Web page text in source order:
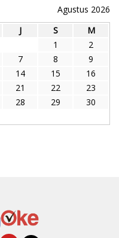
Agustus 2026
J S
M
1
2
7 8
9
14 15
16
21 22
23
28 29
30